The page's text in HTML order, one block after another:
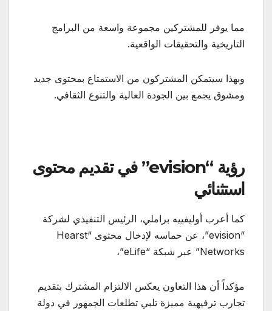
مما يوفر للمشتركين مجموعة واسعة من البرامج
التاريخية والتحقيقات الواقعية.
وبهذا سيتمكن المشتركون من الاستمتاع بمحتوى جديد
ومشوق يجمع بين الجودة العالية والتنوع الثقافي.
رؤية “evision” في تقديم محتوى
استثنائي
كما أعرب أوليفييه براملي، الرئيس التنفيذي لشركة
“evision”، عن حماسه لإدخال محتوى “Hearst
Networks” عبر شبكة “eLife”،
مؤكداً أن هذا التعاون يعكس الالتزام المشترك بتقديم
تجارب ترفيهية مميزة تلبي تطلعات الجمهور في دولة